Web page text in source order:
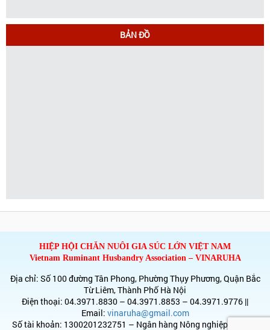
BẢN ĐỒ
HIỆP HỘI CHĂN NUÔI GIA SÚC LỚN VIỆT NAM
Vietnam Ruminant Husbandry Association – VINARUHA
Địa chỉ: Số 100 đường Tân Phong, Phường Thụy Phương, Quận Bắc
Từ Liêm, Thành Phố Hà Nội
Điện thoại: 04.3971.8830 – 04.3971.8853 – 04.3971.9776 ||
Email: vinaruha@gmail.com
Số tài khoản: 1300201232751 – Ngân hàng Nông nghiệp & PTNT